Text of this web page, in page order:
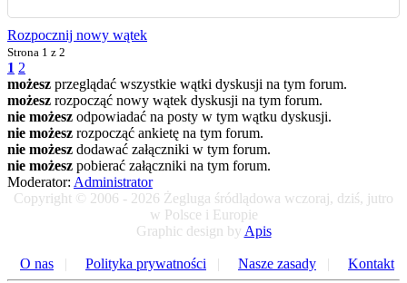
Rozpocznij nowy wątek
Strona 1 z 2
1 2
możesz przeglądać wszystkie wątki dyskusji na tym forum.
możesz rozpocząć nowy wątek dyskusji na tym forum.
nie możesz odpowiadać na posty w tym wątku dyskusji.
nie możesz rozpocząć ankietę na tym forum.
nie możesz dodawać załączniki w tym forum.
nie możesz pobierać załączniki na tym forum.
Moderator: Administrator
Copyright © 2006 - 2026 Żegluga śródlądowa wczoraj, dziś, jutro
w Polsce i Europie
Graphic design by Apis
O nas | Polityka prywatności | Nasze zasady | Kontakt